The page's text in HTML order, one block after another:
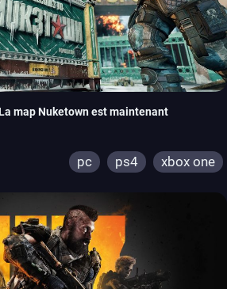
map Nuketown est maintenant
pc ps4 xbox one